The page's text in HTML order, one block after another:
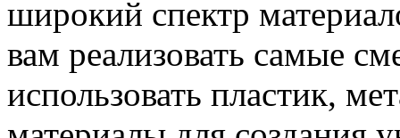
широкий спектр
вам реализовать самые
использовать пластик,